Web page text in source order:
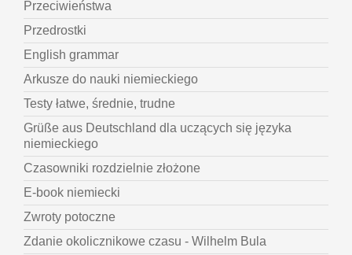
Przeciwieństwa
Przedrostki
English grammar
Arkusze do nauki niemieckiego
Testy łatwe, średnie, trudne
Grüße aus Deutschland dla uczących się języka
niemieckiego
Czasowniki rozdzielnie złożone
E-book niemiecki
Zwroty potoczne
Zdanie okolicznikowe czasu - Wilhelm Bula